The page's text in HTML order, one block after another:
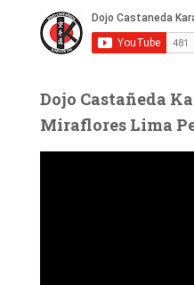
Dojo Castañeda
Miraflores Lima